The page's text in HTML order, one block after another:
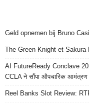
Geld opnemen bij Bruno
The Green Knight et Sakura
AI FutureReady Conclave
CCLA ने सौंपा औपचारिक आमंत्रण
Reel Banks Slot Review: